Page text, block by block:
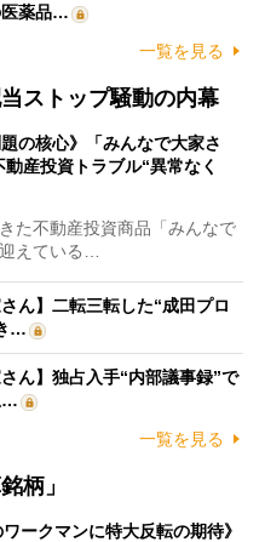
薬品…
一覧を見る
ストップ騒動の内幕
題の核心》「みんなで大家さ
産投資トラブル“異常なく
た不動産投資商品「みんなで
えている…
ん】二転三転した“成田プロ
…
ん】独占入手“内部議事録”で
…
一覧を見る
柄」
ワークマンに特大反転の期待》